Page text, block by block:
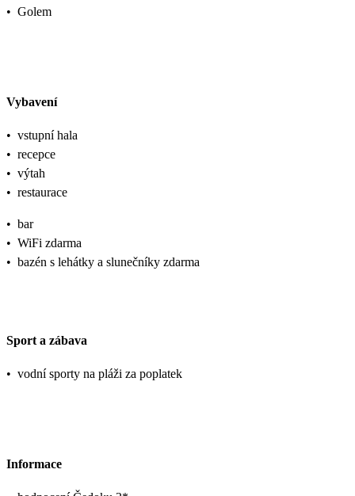
• Golem
Vybavení
• vstupní hala
• recepce
• výtah
• restaurace
• bar
• WiFi zdarma
• bazén s lehátky a slunečníky zdarma
Sport a zábava
• vodní sporty na pláži za poplatek
Informace